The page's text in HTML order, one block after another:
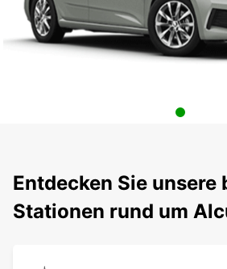
Entdecken Sie unsere
Stationen rund um